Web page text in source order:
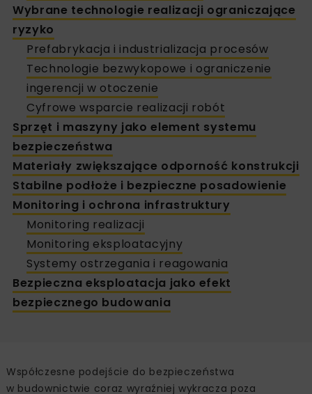
Wybrane technologie realizacji ograniczające
ryzyko
Prefabrykacja i industrializacja procesów
Technologie bezwykopowe i ograniczenie
ingerencji w otoczenie
Cyfrowe wsparcie realizacji robót
Sprzęt i maszyny jako element systemu
bezpieczeństwa
Materiały zwiększające odporność konstrukcji
Stabilne podłoże i bezpieczne posadowienie
Monitoring i ochrona infrastruktury
Monitoring realizacji
Monitoring eksploatacyjny
Systemy ostrzegania i reagowania
Bezpieczna eksploatacja jako efekt
bezpiecznego budowania
Współczesne podejście do bezpieczeństwa
w budownictwie coraz wyraźniej wykracza poza